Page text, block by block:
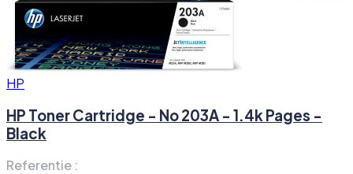
HP
HP Toner Cartridge - No 203A - 1.4k Pages -
Black
Referentie :